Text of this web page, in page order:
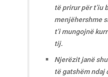
të prirur për t’iu
menjëhershme
t’i mungojnë
tij.
Njerëzit janë
të gatshëm ndaj